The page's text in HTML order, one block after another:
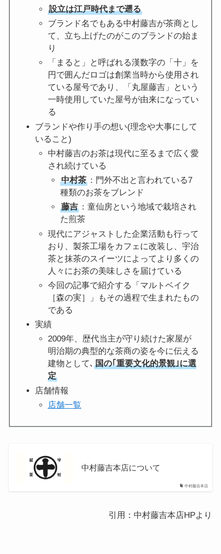
設立は江戸時代まで遡る
ブランド名でもある中村藤吉が茶商とし
て、立ち上げたのがこのブランドの始ま
り
「まると」と呼ばれる漢数字の「十」を
円で囲んだロゴは創業当時から使用され
ている屋号であり、「丸屋藤吉」という
一時使用していた屋号が由来になってい
る
ブランドや作り手の想い(理念や大事にして
いること)
中村藤吉のお茶は現代に至るまで広く愛
され続けている
中村茶 ：門外不出と言われている7
種類のお茶をブレンド
藤吉 ：童仙房という地域で栽培され
た煎茶
現代にアジャストした企業活動も行って
おり、製茶工場をカフェに改装し、宇治
茶と抹茶のスイーツによってより多くの
人々にお茶の美味しさを届けている
今回の記事で紹介する「マルトベイク
［森の実］」もその過程で生まれたもの
である
実績
2009年、歴代当主が守り続けた家屋が
明治期の典型的な茶商の姿を今に伝える
建物として､ 国の｢重要文化的景観｣に選
定
店舗情報
店舗一覧
中村藤吉本店
中村藤吉本店について
引用：中村藤吉本店HPより